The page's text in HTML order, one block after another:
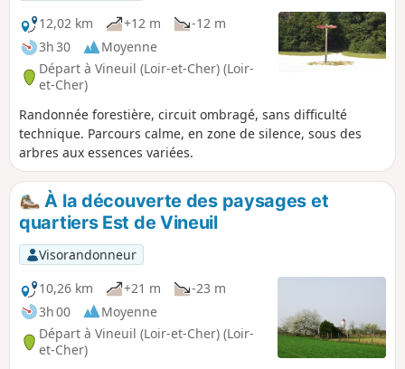
12,02 km
+12 m
-12 m
3h 30
Moyenne
Départ à Vineuil (Loir-et-Cher) (Loir-
et-Cher)
Randonnée forestière, circuit ombragé, sans difficulté
technique. Parcours calme, en zone de silence, sous des
arbres aux essences variées.
À la découverte des paysages et
quartiers Est de Vineuil
Visorandonneur
10,26 km
+21 m
-23 m
3h 00
Moyenne
Départ à Vineuil (Loir-et-Cher) (Loir-
et-Cher)